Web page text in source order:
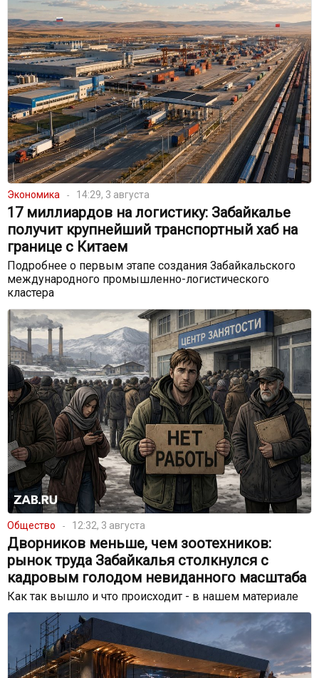
Экономика 14:29, 3 августа
17 миллиардов на логистику: Забайкалье
получит крупнейший транспортный хаб на
границе с Китаем
Подробнее о первым этапе создания Забайкальского
международного промышленно-логистического
кластера
Общество 12:32, 3 августа
Дворников меньше, чем зоотехников:
рынок труда Забайкалья столкнулся с
кадровым голодом невиданного масштаба
Как так вышло и что происходит - в нашем материале